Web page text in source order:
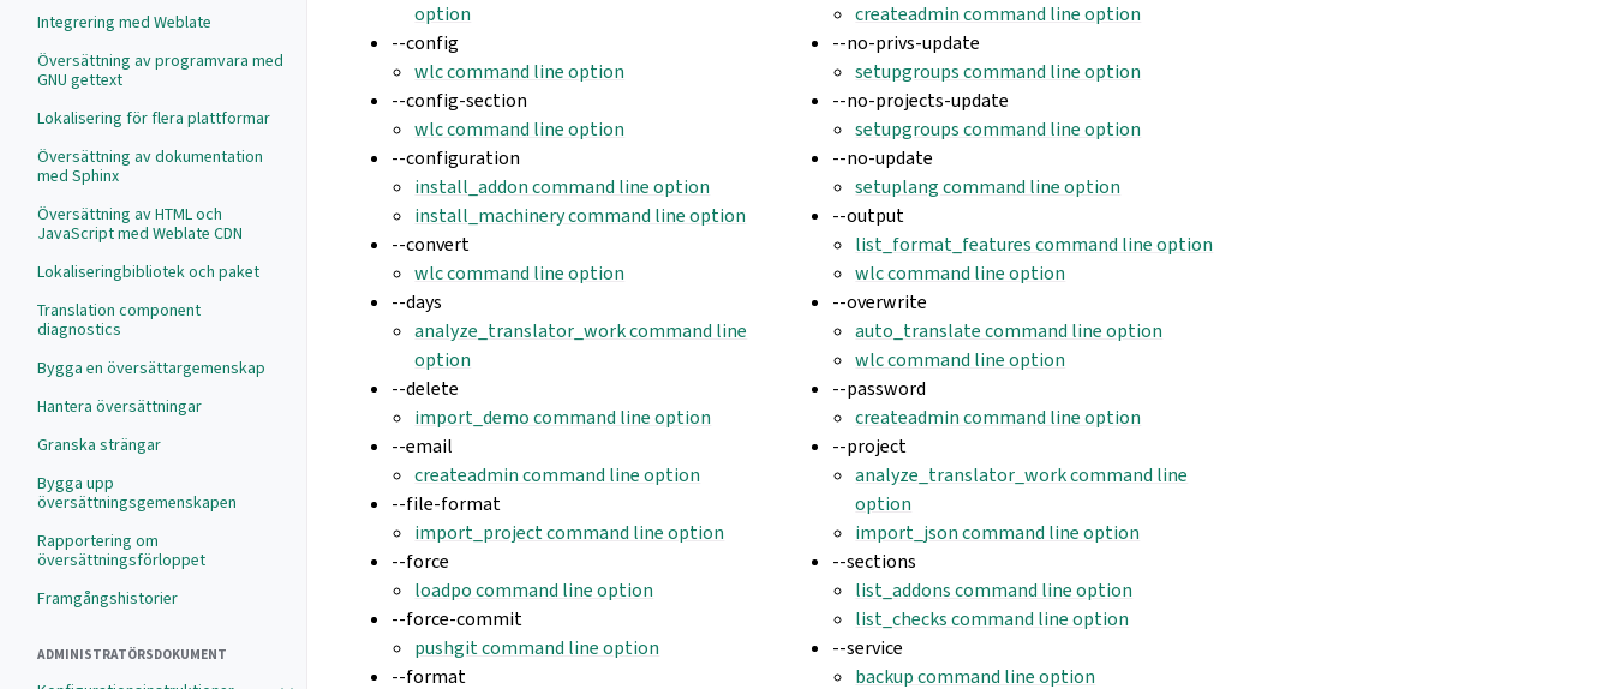
Integrering med Weblate
Översättning av programvara med
GNU gettext
Lokalisering för flera plattformar
Översättning av dokumentation
med Sphinx
Översättning av HTML och
JavaScript med Weblate CDN
Lokaliseringbibliotek och paket
Translation component
diagnostics
Bygga en översättargemenskap
Hantera översättningar
Granska strängar
Bygga upp
översättningsgemenskapen
Rapportering om
översättningsförloppet
Framgångshistorier
ADMINISTRATÖRSDOKUMENT
option
--config
wlc command line option
--config-section
wlc command line option
--configuration
install_addon command line option
install_machinery command line option
--convert
wlc command line option
--days
analyze_translator_work command line
option
--delete
import_demo command line option
--email
createadmin command line option
--file-format
import_project command line option
--force
loadpo command line option
--force-commit
pushgit command line option
--format
createadmin command line option
--no-privs-update
setupgroups command line option
--no-projects-update
setupgroups command line option
--no-update
setuplang command line option
--output
list_format_features command line option
wlc command line option
--overwrite
auto_translate command line option
wlc command line option
--password
createadmin command line option
--project
analyze_translator_work command line
option
import_json command line option
--sections
list_addons command line option
list_checks command line option
--service
backup command line option